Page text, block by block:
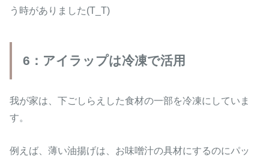
う時がありました(T_T)
6：アイラップは冷凍で活用
我が家は、下ごしらえした食材の一部を冷凍にしていま
す。
例えば、薄い油揚げは、お味噌汁の具材にするのにパッ